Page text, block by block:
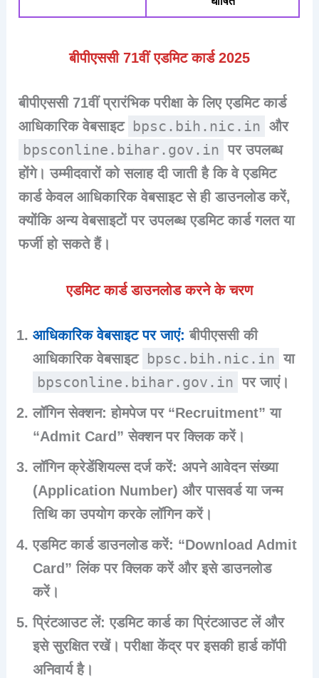
बीपीएससी 71वीं एडमिट कार्ड 2025
बीपीएससी 71वीं प्रारंभिक परीक्षा के लिए एडमिट कार्ड
आधिकारिक वेबसाइट bpsc.bih.nic.in और
bpsconline.bihar.gov.in पर उपलब्ध
होंगे। उम्मीदवारों को सलाह दी जाती है कि वे एडमिट
कार्ड केवल आधिकारिक वेबसाइट से ही डाउनलोड करें,
क्योंकि अन्य वेबसाइटों पर उपलब्ध एडमिट कार्ड गलत या
फर्जी हो सकते हैं।
एडमिट कार्ड डाउनलोड करने के चरण
आधिकारिक वेबसाइट पर जाएं: बीपीएससी की
आधिकारिक वेबसाइट bpsc.bih.nic.in या
bpsconline.bihar.gov.in पर जाएं।
लॉगिन सेक्शन: होमपेज पर “Recruitment” या
“Admit Card” सेक्शन पर क्लिक करें।
लॉगिन क्रेडेंशियल्स दर्ज करें: अपने आवेदन संख्या
(Application Number) और पासवर्ड या जन्म
तिथि का उपयोग करके लॉगिन करें।
एडमिट कार्ड डाउनलोड करें: “Download Admit
Card” लिंक पर क्लिक करें और इसे डाउनलोड
करें।
प्रिंटआउट लें: एडमिट कार्ड का प्रिंटआउट लें और
इसे सुरक्षित रखें। परीक्षा केंद्र पर इसकी हार्ड कॉपी
अनिवार्य है।